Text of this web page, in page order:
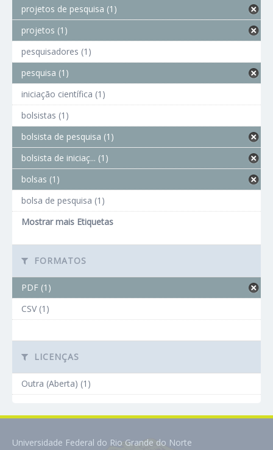
projetos de pesquisa (1)
projetos (1)
pesquisadores (1)
pesquisa (1)
iniciação científica (1)
bolsistas (1)
bolsista de pesquisa (1)
bolsista de iniciaç... (1)
bolsas (1)
bolsa de pesquisa (1)
Mostrar mais Etiquetas
FORMATOS
PDF (1)
CSV (1)
LICENÇAS
Outra (Aberta) (1)
Universidade Federal do Rio Grande do Norte